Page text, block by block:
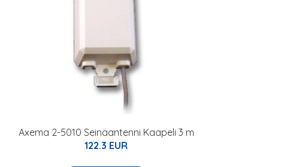
Axema 2-5010 Seinäantenni Kaapeli 3 m
122.3 EUR